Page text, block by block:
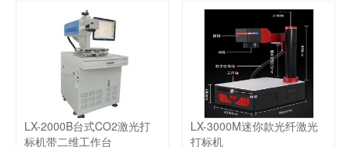
LX-2000B台式CO2激光打
标机带二维工作台
LX-3000M迷你款光纤激光
打标机